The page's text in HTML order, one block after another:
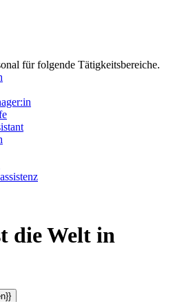
für folgende Tätigkeitsbereiche.
die Welt in